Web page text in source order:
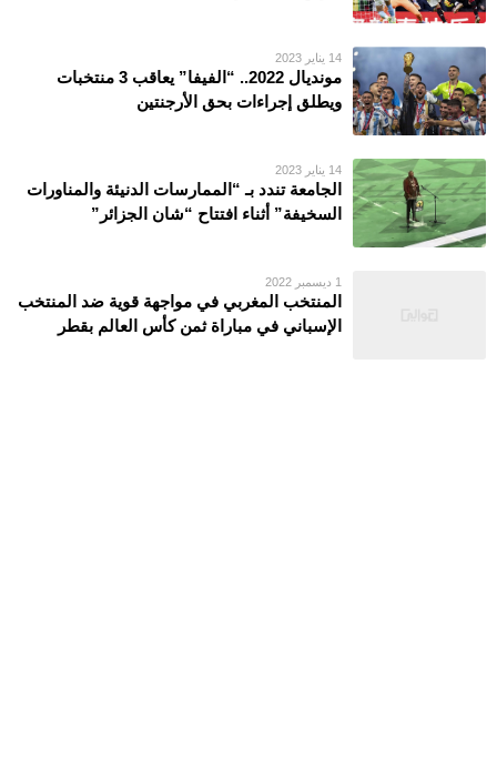
14 يناير 2023
مونديال 2022.. “الفيفا” يعاقب 3 منتخبات
ويطلق إجراءات بحق الأرجنتين
14 يناير 2023
الجامعة تندد بـ “الممارسات الدنيئة والمناورات
السخيفة” أثناء افتتاح “شان الجزائر”
1 ديسمبر 2022
المنتخب المغربي في مواجهة قوية ضد المنتخب
الإسباني في مباراة ثمن كأس العالم بقطر